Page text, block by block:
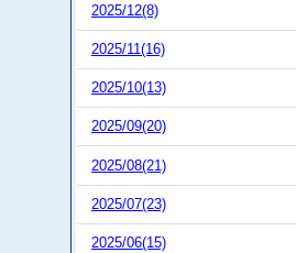
2025/12(8)
2025/11(16)
2025/10(13)
2025/09(20)
2025/08(21)
2025/07(23)
2025/06(15)